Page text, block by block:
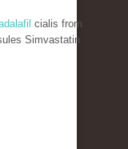
cialis from
Simvastatin